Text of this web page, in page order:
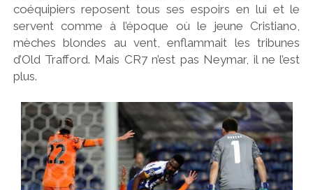
coéquipiers reposent tous ses espoirs en lui et le
servent comme à l’époque où le jeune Cristiano,
mèches blondes au vent, enflammait les tribunes
d’Old Trafford. Mais CR7 n’est pas Neymar, il ne l’est
plus.